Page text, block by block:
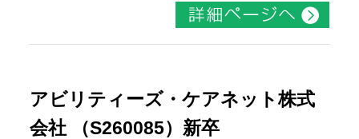
アビリティーズ・ケアネット株式
会社 （S260085）新卒